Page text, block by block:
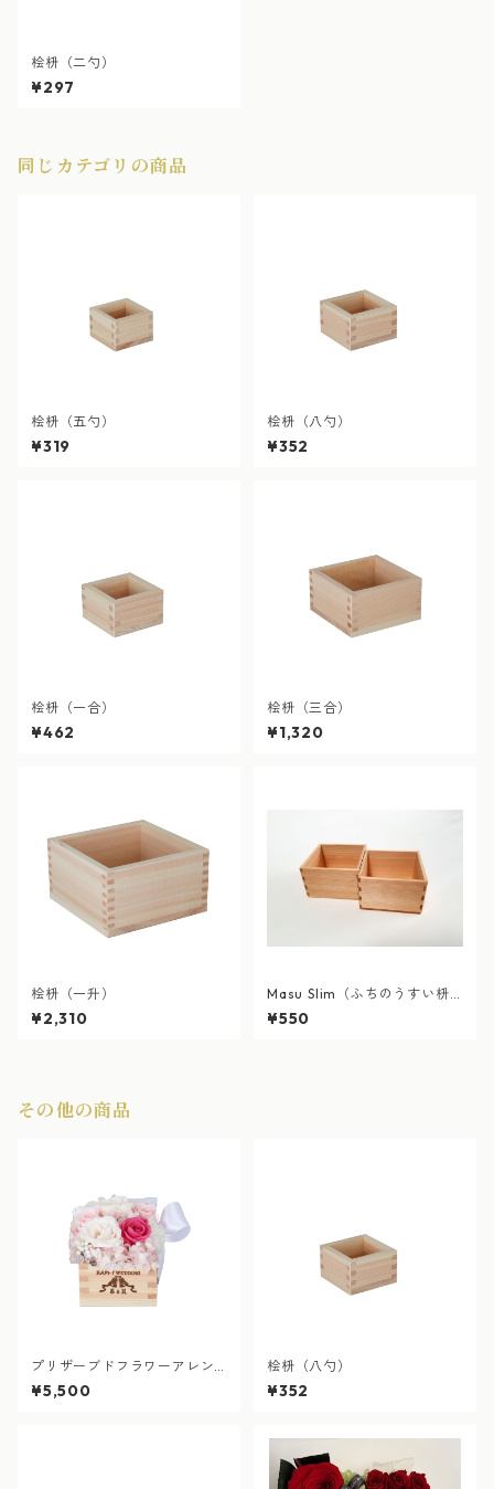
桧枡（二勺）
¥297
同じカテゴリの商品
桧枡（五勺）
¥319
桧枡（八勺）
¥352
桧枡（一合）
¥462
桧枡（三合）
¥1,320
桧枡（一升）
¥2,310
Masu Slim（ふちのうすい枡
新登場！）
¥550
その他の商品
プリザーブドフラワーアレン
ジ枡（一合枡）
¥5,500
桧枡（八勺）
¥352